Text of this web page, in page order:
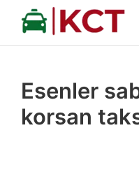
İçeriğe
Esenler
korsan